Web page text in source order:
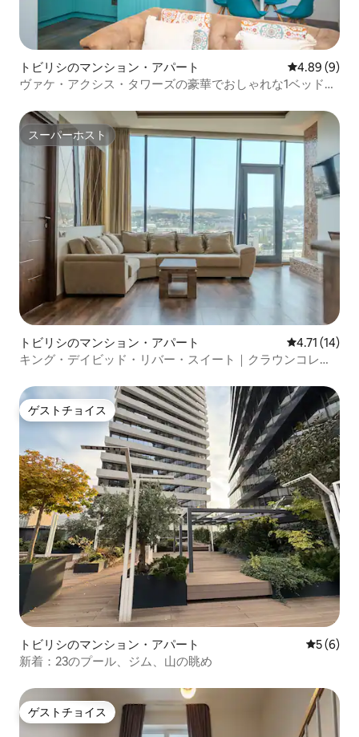
トビリシのマンション・アパート レビュー9件
4.89 (9)
ヴァケ・アクシス・タワーズの豪華でおしゃれな1ベッドル
スーパーホスト
スーパーホスト
トビリシのマンション・アパート レビュー14
4.71 (14)
キング・デイビッド・リバー・スイート｜クラウンコレク
ゲストチョイス
ゲストチョイス
トビリシのマンション・アパート レビュー
5 (6)
新着：23のプール、ジム、山の眺め
ゲストチョイス
ゲストチョイス